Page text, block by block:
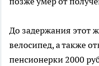
До задержания этот
велосипед, а также
пенсионерки 2000